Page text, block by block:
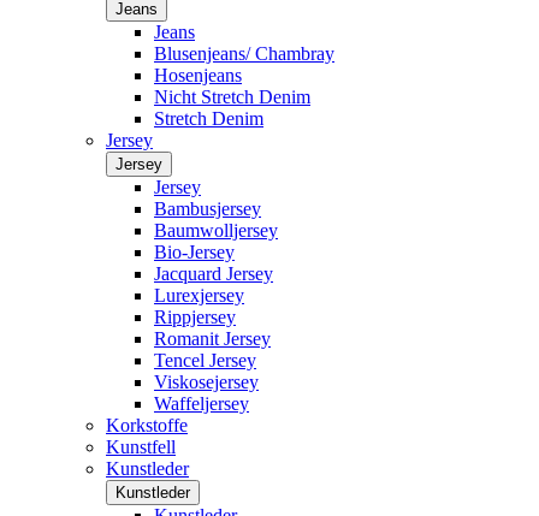
Jeans
Jeans
Blusenjeans/ Chambray
Hosenjeans
Nicht Stretch Denim
Stretch Denim
Jersey
Jersey
Jersey
Bambusjersey
Baumwolljersey
Bio-Jersey
Jacquard Jersey
Lurexjersey
Rippjersey
Romanit Jersey
Tencel Jersey
Viskosejersey
Waffeljersey
Korkstoffe
Kunstfell
Kunstleder
Kunstleder